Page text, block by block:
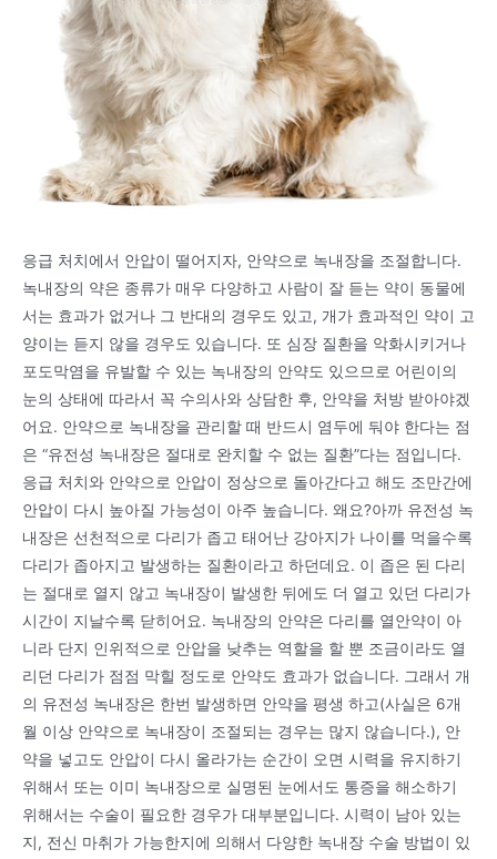
응급 처치에서 안압이 떨어지자, 안약으로 녹내장을 조절합니다.
녹내장의 약은 종류가 매우 다양하고 사람이 잘 듣는 약이 동물에
서는 효과가 없거나 그 반대의 경우도 있고, 개가 효과적인 약이 고
양이는 듣지 않을 경우도 있습니다. 또 심장 질환을 악화시키거나
포도막염을 유발할 수 있는 녹내장의 안약도 있으므로 어린이의
눈의 상태에 따라서 꼭 수의사와 상담한 후, 안약을 처방 받아야겠
어요. 안약으로 녹내장을 관리할 때 반드시 염두에 둬야 한다는 점
은 “유전성 녹내장은 절대로 완치할 수 없는 질환”다는 점입니다.
응급 처치와 안약으로 안압이 정상으로 돌아간다고 해도 조만간에
안압이 다시 높아질 가능성이 아주 높습니다. 왜요?아까 유전성 녹
내장은 선천적으로 다리가 좁고 태어난 강아지가 나이를 먹을수록
다리가 좁아지고 발생하는 질환이라고 하던데요. 이 좁은 된 다리
는 절대로 열지 않고 녹내장이 발생한 뒤에도 더 열고 있던 다리가
시간이 지날수록 닫히어요. 녹내장의 안약은 다리를 열안약이 아
니라 단지 인위적으로 안압을 낮추는 역할을 할 뿐 조금이라도 열
리던 다리가 점점 막힐 정도로 안약도 효과가 없습니다. 그래서 개
의 유전성 녹내장은 한번 발생하면 안약을 평생 하고(사실은 6개
월 이상 안약으로 녹내장이 조절되는 경우는 많지 않습니다.), 안
약을 넣고도 안압이 다시 올라가는 순간이 오면 시력을 유지하기
위해서 또는 이미 녹내장으로 실명된 눈에서도 통증을 해소하기
위해서는 수술이 필요한 경우가 대부분입니다. 시력이 남아 있는
지, 전신 마취가 가능한지에 의해서 다양한 녹내장 수술 방법이 있